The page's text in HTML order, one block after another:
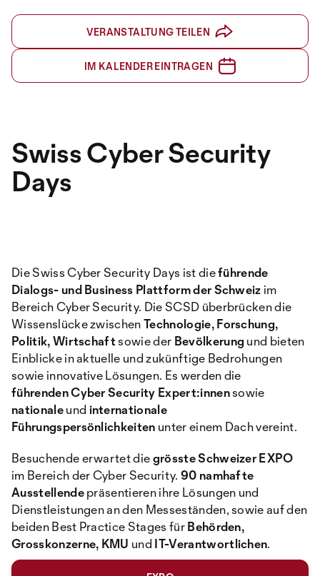
VERANSTALTUNG TEILEN
IM KALENDER EINTRAGEN
Swiss Cyber Security
Days
Die Swiss Cyber Security Days ist dieführende
Dialogs- und Business Plattform der Schweiz im
Bereich Cyber Security. Die SCSD überbrücken die
Wissenslücke zwischenTechnologie, Forschung,
Politik, Wirtschaftsowie der Bevölkerung und bieten
Einblicke in aktuelle und zukünftige Bedrohungen
sowie innovative Lösungen. Es werden die
führenden Cyber Security Expert:innensowie
nationaleund internationale
Führungspersönlichkeiten unter einem Dach vereint.
Besuchende erwartet diegrösste Schweizer EXPO
im Bereich der Cyber Security. 90 namhafte
Ausstellendepräsentieren ihre Lösungen und
Dienstleistungen an den Messeständen, sowie auf den
beiden Best Practice Stages fürBehörden,
Grosskonzerne, KMU und IT-Verantwortlichen.